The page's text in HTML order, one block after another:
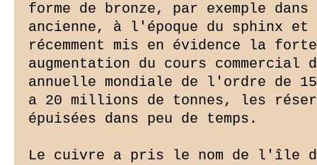
forme de bronze, par exemple
ancienne, à l'époque du sphinx
récemment mis en évidence la forte
augmentation du cours
annuelle mondiale de l'ordre de 15
a 20 millions de tonnes, les
épuisées dans peu de temps.
Le cuivre a pris le nom de l'île